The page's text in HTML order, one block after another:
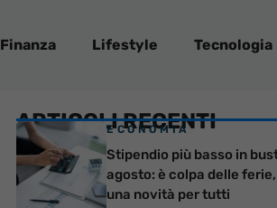
Finanza Lifestyle Tecnologia
ARTICOLI RECENTI
ECONOMIA
Stipendio più basso in
agosto: è colpa delle
una novità per tutti